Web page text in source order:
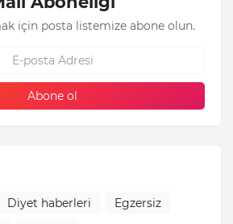
için posta listemize abone olun.
Diyet haberleri
Egzersiz